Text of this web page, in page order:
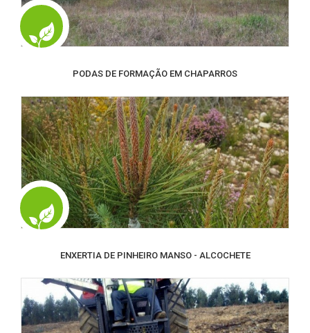
PODAS DE FORMAÇÃO EM CHAPARROS
ENXERTIA DE PINHEIRO MANSO - ALCOCHETE